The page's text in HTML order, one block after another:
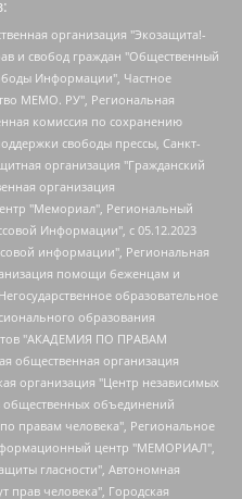
G.E.S. Anonymous Foundation" (США), являющаяся владельцем интернет-издания https://mnews.world/, Компания "Stichting Bellingcat", зарегистрированная в Нидерландах (дата регистрации 11.07.2018), Захаров Андрей Вячеславович, Клепиковская Екатерина Дмитриевна, Общество с ограниченной ответственностью "МЕМО", Перл Роман Александрович, Симонов Евгений Алексеевич, Соловьева Елена Анатольевна, Сотников Даниил Владимирович, Сурначева Елизавета Дмитриевна, Автономная некоммерческая организация по защите прав человека и информированию населения "Якутия – Наше Мнение", Общество с ограниченной ответственностью "Москоу диджитал медиа", с 26.01.2023 Общество с ограниченной ответственностью "Чайка Белые сады", Ветошкина Валерия Валерьевна, Заговора Максим Александрович, Межрегиональное общественное движение "Российская ЛГБТ - сеть", Оленичев Максим Владимирович, Павлов Иван Юрьевич, Скворцова Елена Сергеевна, Общество с ограниченной ответственностью "Как бы инагент", Кочетков Игорь Викторович, Общество с ограниченной ответственностью "Честные выборы", Еланчик Олег Александрович, Общество с ограниченной ответственностью "Нобелевский призыв", Гималова Регина Эмилевна, Григорьев Андрей Валерьевич, Григорьева Алина Александровна, Ассоциация по содействию защите прав призывников, альтернативнослужащих и военнослужащих "Правозащитная группа "Гражданин.Армия.Право", Хисамова Регина Фаритовна, Автономная некоммерческая организация по реализации социально-правовых программ "Лилит", Дальневосточное общественное движение "Маяк", Санкт-Петербургская ЛГБТ-инициативная группа "Выход", Инициативная группа ЛГБТ+ "Реверс", Алексеев Андрей Викторович, Бекбулатова Таисия Львовна, Беляев Иван Михайлович, Владыкина Елена Сергеевна, Гельман Марат Александрович, Никульшина Вероника Юрьевна, Толоконникова Надежда Андреевна, Шендерович Виктор Анатольевич, Общество с ограниченной ответственностью "Данное сообщение", Общество с ограниченной ответственностью Издательский дом "Новая глава", Айнбиндер Александра Александровна, Московский комьюнити-центр для ЛГБТ+инициатив, Благотворительный фонд развития филантропии, Deutsche Welle (Германия, Kurt-Schumacher-Strasse 3, 53113 Bonn), Борзунова Мария Михайловна, Воробьев Виктор Викторович, Голубева Анна Львовна, Константинова Алла Михайловна, Малкова Ирина Владимировна, Мурадов Мурад Абдулгалимович, Осетинская Елизавета Николаевна, Понасенков Евгений Николаевич, Ганапольский Матвей Юрьевич, Киселев Евгений Алексеевич, Борухович Ирина Григорьевна, Дремин Иван Тимофеевич, Дубровский Дмитрий Викторович, Красноярская региональная общественная организация поддержки и развития альтернативных образовательных технологий и межкультурных коммуникаций "ИНТЕРРА", Маяковская Екатерина Алексеевна, Фейгин Марк Захарович, Филимонов Андрей Викторович, Дзугкоева Регина Николаевна, Доброхотов Роман Александрович, Дудь Юрий Александрович, Елкин Сергей Владимирович, Кругликов Кирилл Игоревич, Сабунаева Мария Леонидовна, Семенов Алексей Владимирович, Шаинян Карен Багратович, Шульман Екатерина Михайловна, Асафьев Артур Валерьевич, Вахштайн Виктор Семенович, Венедиктов Алексей Алексеевич, Лушникова Екатерина Евгеньевна, Волков Леонид Михайлович, Невзоров Александр Глебович, Пархоменко Сергей Борисович, Сироткин Ярослав Николаевич, Кара-Мурза Владимир Владимирович, Баранова Наталья Владимировна, Гозман Леонид Яковлевич, Кагарлицкий Борис Юльевич, Климарев Михаил Валерьевич, Милов Владимир Станиславович, Автономная некоммерческая организация Краснодарский центр современного искусства "Типография", Моргенштерн Алишер Тагирович, Соболь Любовь Эдуардовна, Общество с ограниченной ответственностью "ЛИЗА НОРМ", Каспаров Гарри Кимович, Ходорковский Михаил Борисович, Общество с ограниченной ответственностью "Апрельские тезисы", Данилович Ирина Брониславовна, Кашин Олег Владимирович, Петров Николай Владимирович, Пивоваров Алексей Владимирович, Соколов Михаил Владимирович, Цветкова Юлия Владимировна, Чичваркин Евгений Александрович, Комитет против пыток/Команда против пыток, Общество с ограниченной ответственностью "Первый научный", Общество с ограниченной ответственностью "Вертолет и ко", Белоцерковская Вероника Борисовна, Кац Максим Евгеньевич, Лазарева Татьяна Юрьевна, Шаведдинов Руслан Табризович, Яшин Илья Валерьевич, Общество с ограниченной ответственностью "Иноагент ААВ", Алешковский Дмитрий Петрович, Альбац Евгения Марковна, Быков Дмитрий Львович, Галямина Юлия Евгеньевна, Лойко Сергей Леонидович, Мартынов Кирилл Константинович, Медведев Сергей Александрович, Крашенинников Федор Геннадиевич, Гордеева Катерина Вл